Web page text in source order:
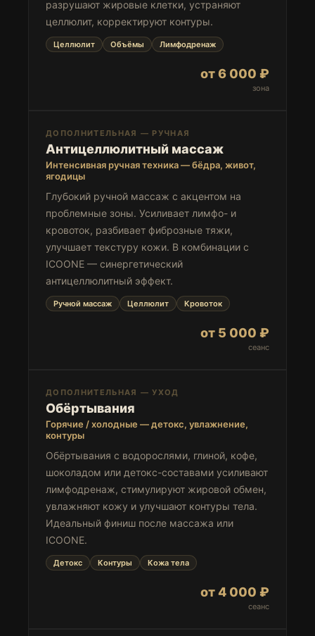
разрушают жировые клетки, устраняют
целлюлит, корректируют контуры.
Целлюлит Объёмы Лимфодренаж
от 6 000 ₽
зона
ДОПОЛНИТЕЛЬНАЯ — РУЧНАЯ
Антицеллюлитный массаж
Интенсивная ручная техника — бёдра, живот,
ягодицы
Глубокий ручной массаж с акцентом на
проблемные зоны. Усиливает лимфо- и
кровоток, разбивает фиброзные тяжи,
улучшает текстуру кожи. В комбинации с
ICOONE — синергетический
антицеллюлитный эффект.
Ручной массаж Целлюлит Кровоток
от 5 000 ₽
сеанс
ДОПОЛНИТЕЛЬНАЯ — УХОД
Обёртывания
Горячие / холодные — детокс, увлажнение,
контуры
Обёртывания с водорослями, глиной, кофе,
шоколадом или детокс-составами усиливают
лимфодренаж, стимулируют жировой обмен,
увлажняют кожу и улучшают контуры тела.
Идеальный финиш после массажа или
ICOONE.
Детокс Контуры Кожа тела
от 4 000 ₽
сеанс